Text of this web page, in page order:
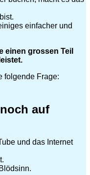
einfacher und
einen grossen Teil
folgende Frage:
auf
und das Internet